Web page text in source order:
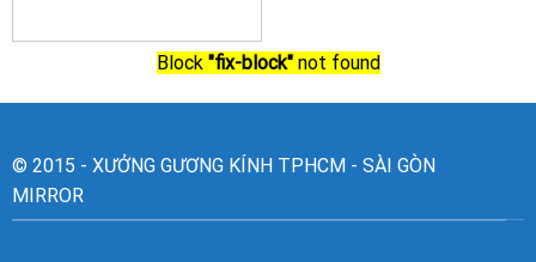
Block "fix-block"not found
© 2015 - XƯỞNG GƯƠNG KÍNH TPHCM - SÀI GÒN
MIRROR